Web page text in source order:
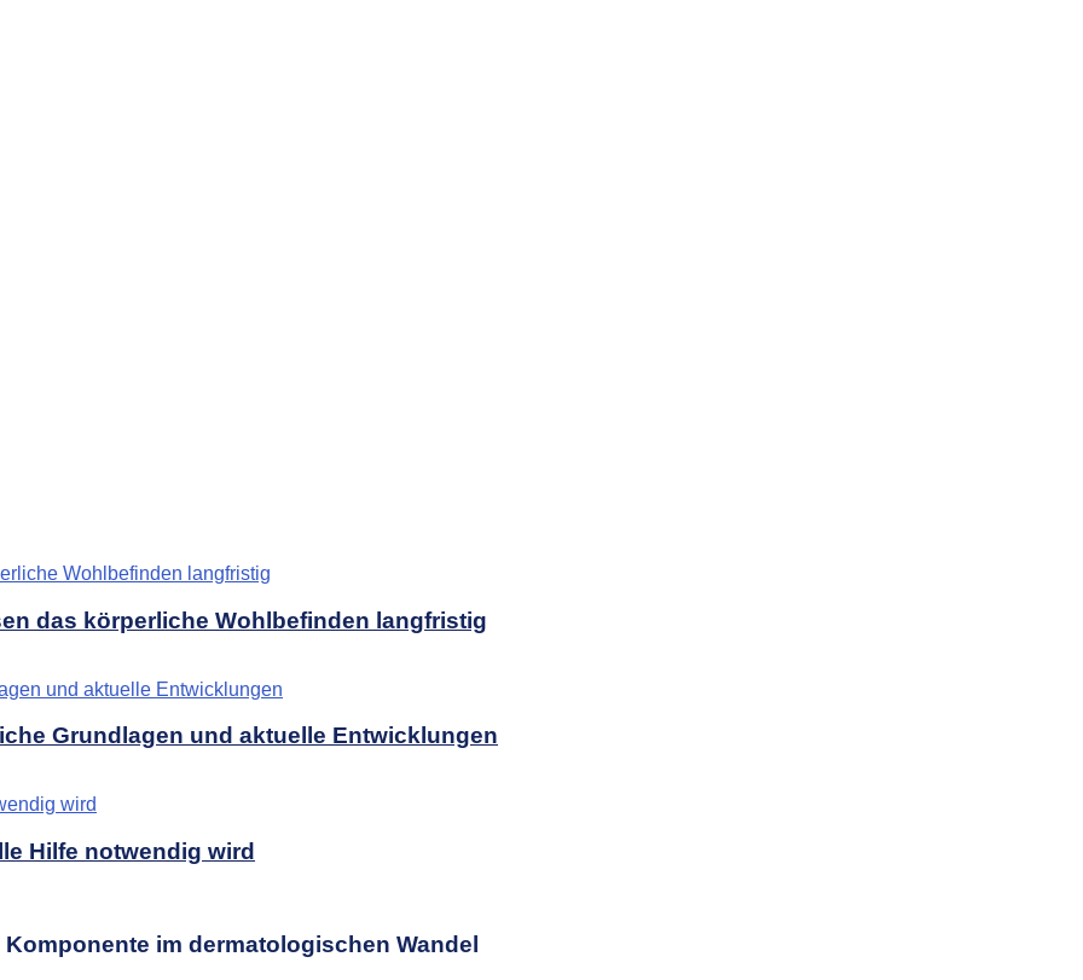
das körperliche Wohlbefinden langfristig
Grundlagen und aktuelle Entwicklungen
Hilfe notwendig wird
im dermatologischen Wandel